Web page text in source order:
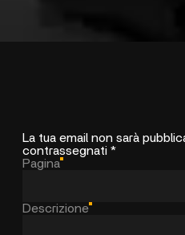
La tua email non sarà
contrassegnati *
Pagina
Descrizione